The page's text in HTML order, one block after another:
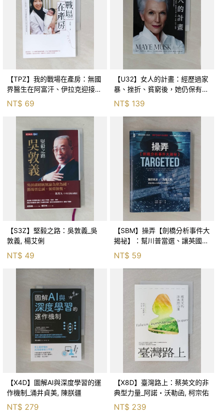
【TPZ】我的戰場在產房：無國
界醫生在阿富汗、伊拉克迎接新
生命的熱血救援記事_王伊蕾
NT$ 69
【U32】女人的計畫：經歷過家
暴、挫折、貧窮後，她仍保有美
麗、冒險、家庭、成功、健康。
她是鋼鐵人伊隆．馬斯克的媽媽
_梅伊・馬斯克, 劉復
NT$ 139
【S3Z】堅毅之路：吳敦義_吳
敦義, 楊艾俐
NT$ 49
【SBM】操弄【劍橋分析事件大
揭祕】：幫川普當選、讓英國脫
歐，看大數據、Facebook 如何
洩露你的個資來操弄你的選擇？
_布特妮．凱瑟,
NT$ 59
【X4D】圖解AI與深度學習的運
作機制_涌井貞美, 陳朕疆
NT$ 279
【X8D】臺灣路上：蔡英文的非
典型力量_阿諾・沃勒函, 柯宗佑
NT$ 239